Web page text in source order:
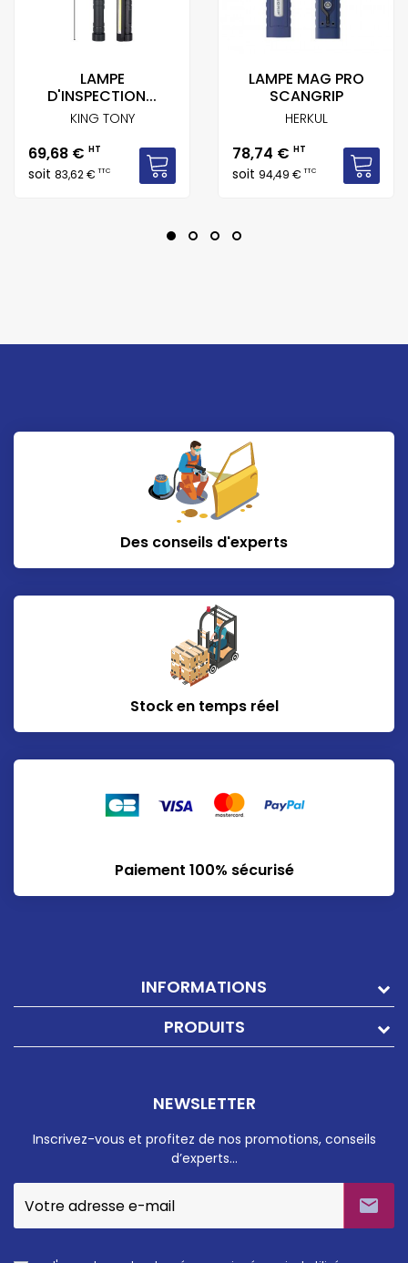
LAMPE
D'INSPECTION...
KING TONY
Prix
69,68 € HT
soit 83,62 €TTC
LAMPE MAG PRO
SCANGRIP
HERKUL
Prix
78,74 € HT
soit 94,49 €TTC
Des conseils d'experts
Stock en temps réel
Paiement 100% sécurisé
INFORMATIONS
PRODUITS
NEWSLETTER
Inscrivez-vous et profitez de nos promotions, conseils
d’experts…
